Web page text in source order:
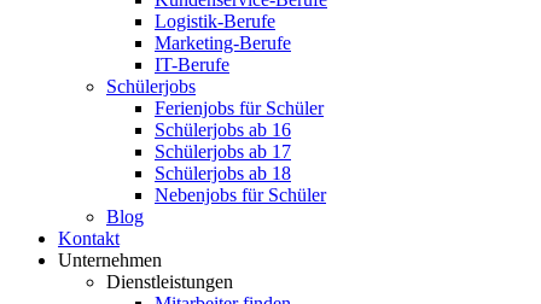
Logistik-Berufe
Marketing-Berufe
IT-Berufe
Schülerjobs
Ferienjobs für Schüler
Schülerjobs ab 16
Schülerjobs ab 17
Schülerjobs ab 18
Nebenjobs für Schüler
Blog
Kontakt
Unternehmen
Dienstleistungen